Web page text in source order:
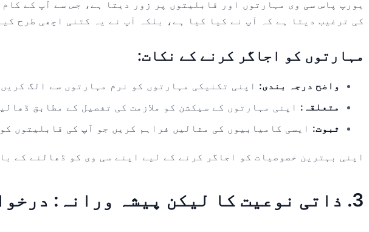
یورپ پاس سی وی مہارتوں اور قابلیتوں پر زور دیتا ہے، جس سے آپ کے
کی ترغیب دیتا ہے کہ آپ نے کیا کیا ہے، بلکہ آپ نے یہ کتنی اچھی طرح
مہارتوں کو اجاگر کرنے کے نکات:
واضح درجہ بندی: اپنی تکنیکی مہارتوں کو نرم مہارتوں سے الگ
متعلقہ: اپنی مہارتوں کے سیکشن کو ملازمت کی تفصیل کے مطابق
ثبوت: ایسی کامیابیوں کی مثالیں فراہم کریں جو آپ کی قابلیتوں
اپنی بہترین خصوصیات کو اجاگر کرنے کے لیے اپنے سی وی کو ڈھالنے کے
3. ذاتی نوعیت کا لیکن پیشہ ورانہ: درخواستوں کے لیے ایک مخصوص نقطہ نظر